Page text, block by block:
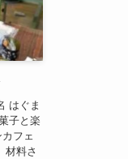
はぐま
子と楽
フェ
材料さ